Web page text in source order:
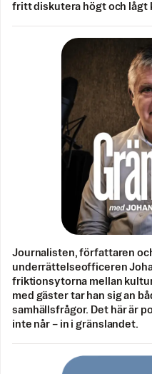
fritt diskutera högt och lågt
Journalisten, författaren
underrättelseofficeren
friktionsytorna mellan
med gäster tar han sig an
samhällsfrågor. Det här är
inte når – in i gränslandet.